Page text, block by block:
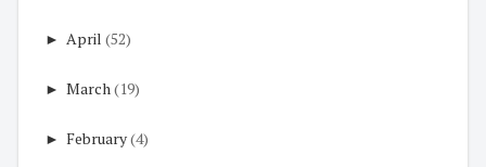
► April (52)
► March (19)
► February(4)